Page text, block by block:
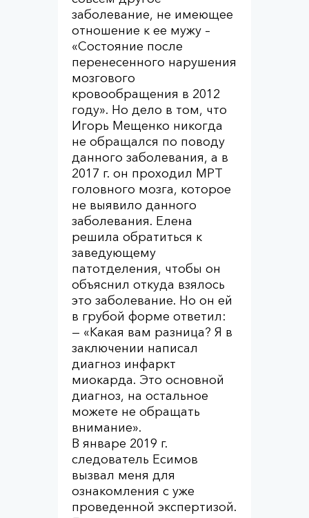
заболевание, не имеющее
отношение к ее мужу –
«Состояние после
перенесенного нарушения
мозгового
кровообращения в 2012
году». Но дело в том, что
Игорь Мещенко никогда
не обращался по поводу
данного заболевания, а в
2017 г. он проходил МРТ
головного мозга, которое
не выявило данного
заболевания. Елена
решила обратиться к
заведующему
патотделения, чтобы он
объяснил откуда взялось
это заболевание. Но он ей
в грубой форме ответил:
— «Какая вам разница? Я в
заключении написал
диагноз инфаркт
миокарда. Это основной
диагноз, на остальное
можете не обращать
внимание».
В январе 2019 г.
следователь Есимов
вызвал меня для
ознакомления с уже
проведенной экспертизой.